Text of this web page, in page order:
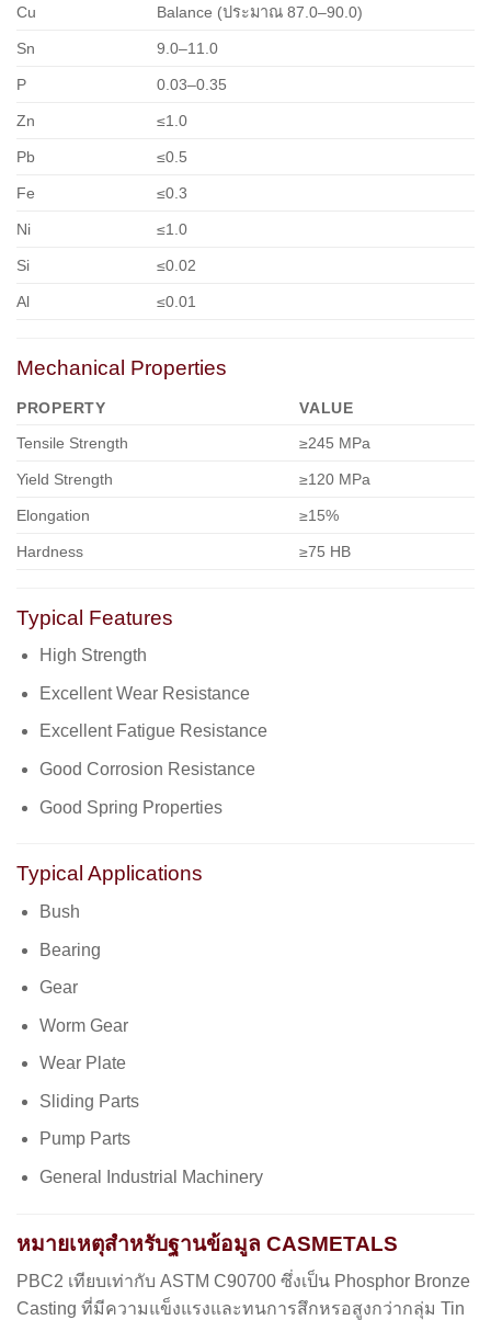
Cu
Balance (ประมาณ 87.0–90.0)
Sn 9.0–11.0
P 0.03–0.35
Zn ≤1.0
Pb ≤0.5
Fe ≤0.3
Ni ≤1.0
Si ≤0.02
Al ≤0.01
Mechanical Properties
PROPERTY
VALUE
Tensile Strength
≥245 MPa
Yield Strength ≥120 MPa
Elongation ≥15%
Hardness ≥75 HB
Typical Features
High Strength
Excellent Wear Resistance
Excellent Fatigue Resistance
Good Corrosion Resistance
Good Spring Properties
Typical Applications
Bush
Bearing
Gear
Worm Gear
Wear Plate
Sliding Parts
Pump Parts
General Industrial Machinery
หมายเหตุสำหรับฐานข้อมูล CASMETALS
PBC2 เทียบเท่ากับ ASTM C90700 ซึ่งเป็น Phosphor Bronze
Casting ที่มีความแข็งแรงและทนการสึกหรอสูงกว่ากลุ่ม Tin